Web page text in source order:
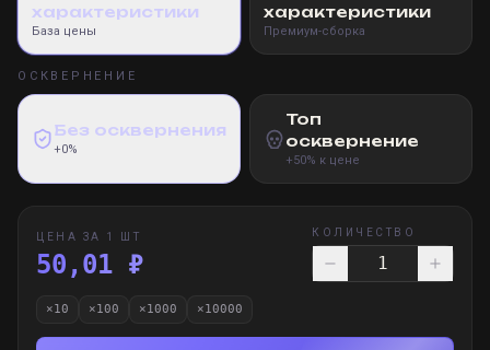
характеристики
База цены
характеристики
Премиум-сборка
ОСКВЕРНЕНИЕ
Без осквернения
+0%
Топ
осквернение
+50% к цене
ЦЕНА ЗА 1 ШТ
50,01 ₽
КОЛИЧЕСТВО
×10 ×100 ×1000 ×10000